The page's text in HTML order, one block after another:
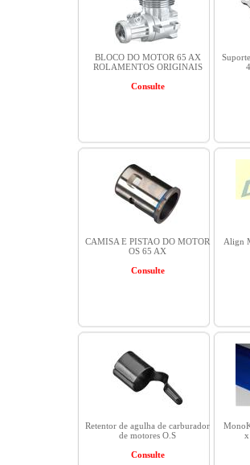
BLOCO DO MOTOR 65 AX
ROLAMENTOS ORIGINAIS
Consulte
CAMISA E PISTAO DO MOTOR
OS 65 AX
Consulte
Align
Retentor de agulha de carburador
de motores O.S
Consulte
x